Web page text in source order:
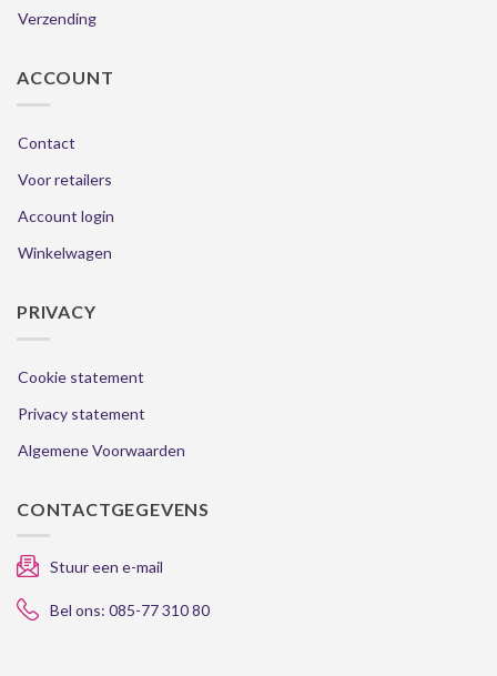
Verzending
ACCOUNT
Contact
Voor retailers
Account login
Winkelwagen
PRIVACY
Cookie statement
Privacy statement
Algemene Voorwaarden
CONTACTGEGEVENS
Stuur een e-mail
Bel ons: 085-77 310 80